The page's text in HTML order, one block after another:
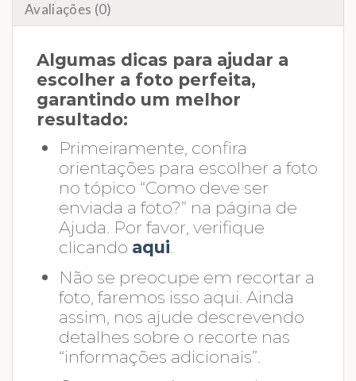
Avaliações (0)
Algumas dicas para ajudar a
escolher a foto perfeita,
garantindo um melhor
resultado:
Primeiramente, confira
orientações para escolher a foto
no tópico “Como deve ser
enviada a foto?” na página de
Ajuda. Por favor, verifique
clicando aqui
Não se preocupe em recortar a
foto, faremos isso aqui. Ainda
assim, nos ajude descrevendo
detalhes sobre o recorte nas
“informações adicionais”.